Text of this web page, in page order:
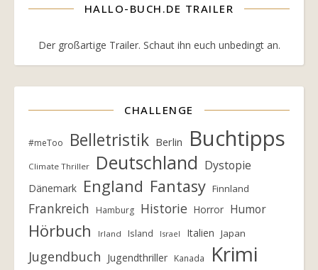
HALLO-BUCH.DE TRAILER
Der großartige Trailer. Schaut ihn euch unbedingt an.
CHALLENGE
#meToo Belletristik Berlin Buchtipps
Climate Thriller Deutschland Dystopie
Dänemark England Fantasy Finnland
Frankreich Hamburg Historie Horror Humor
Hörbuch Irland Island Israel Italien Japan
Jugendbuch Jugendthriller Kanada Krimi